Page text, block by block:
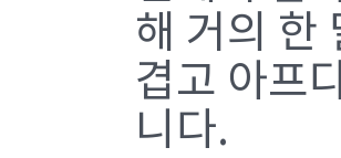
해 거의 한
겹고 아프
니다.